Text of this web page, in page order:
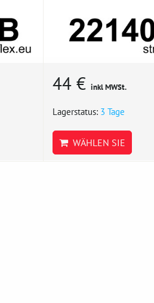
44 €inkl MWSt.
Lagerstatus: 3 Tage
WÄHLEN SIE